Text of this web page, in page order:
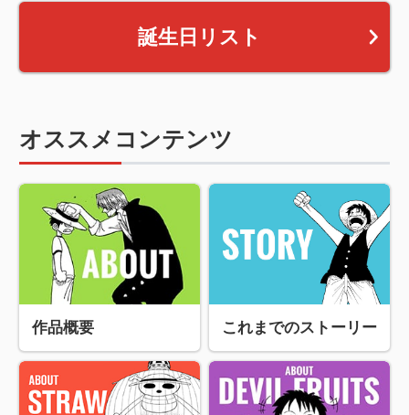
誕生日リスト
オススメコンテンツ
作品概要 これまでのストーリー